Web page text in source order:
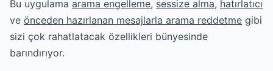
Bu uygulama arama engelleme, sessize alma, hatırlatıcı
ve önceden hazırlanan mesajlarla arama reddetme gibi
sizi çok rahatlatacak özellikleri bünyesinde
barındırıyor.